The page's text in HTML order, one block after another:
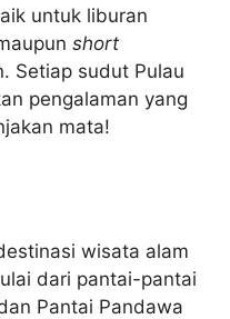
untuk liburan
short
Setiap sudut Pulau
pengalaman yang
mata!
wisata alam
dari pantai-pantai
Pantai Pandawa